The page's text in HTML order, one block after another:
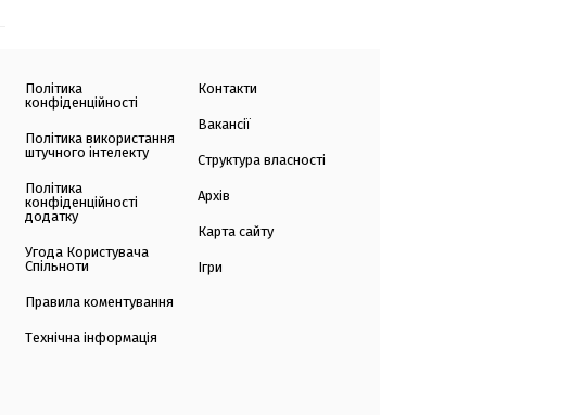
Політика
конфіденційності
Політика використання
штучного інтелекту
Політика
конфіденційності
додатку
Угода Користувача
Спільноти
Правила коментування
Технічна інформація
Контакти
Вакансії
Структура власності
Архів
Карта сайту
Ігри